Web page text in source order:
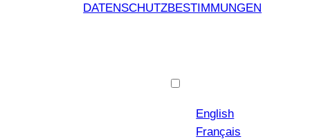
DATENSCHUTZBESTIMMUNGEN
English
Français